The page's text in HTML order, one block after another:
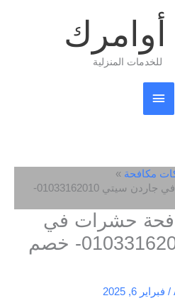
أوامرك
للخدمات المنزلية
القائمة
الرئيسية
مكافحة
افضل شركة مكافحة حشرات في جاردن سيتي 01033162010-
حشرات في
جاردن سيتي 01033162010- خصم
/ فبراير 6, 2025